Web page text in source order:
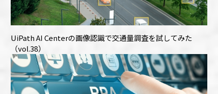
UiPath AI Centerの画像認識で交通量調査を試してみた
（vol.38）